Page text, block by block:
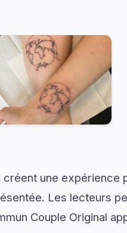
une expérience
Les lecteurs
Couple Original